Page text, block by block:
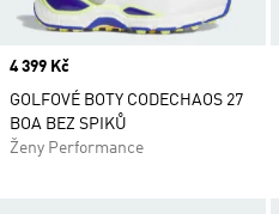
Price
4 399 Kč
GOLFOVÉ BOTY CODECHAOS 27
BOA BEZ SPIKŮ
Ženy Performance